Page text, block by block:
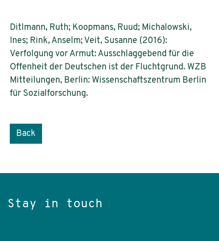
Ditlmann, Ruth; Koopmans, Ruud; Michalowski,
Ines; Rink, Anselm; Veit, Susanne (2016):
Verfolgung vor Armut: Ausschlaggebend für die
Offenheit der Deutschen ist der Fluchtgrund. WZB
Mitteilungen, Berlin: Wissenschaftszentrum Berlin
für Sozialforschung.
Back
Stay in touch